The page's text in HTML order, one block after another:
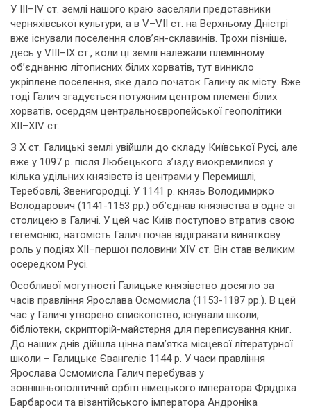
У ІІІ–ІV ст. землі нашого краю заселяли представники
черняхівської культури, а в V–VІІ ст. на Верхньому Дністрі
вже існували поселення слов’ян-склавинів. Трохи пізніше,
десь у VІІІ–ІХ ст., коли ці землі належали племінному
об’єднанню літописних білих хорватів, тут виникло
укріплене поселення, яке дало початок Галичу як місту. Вже
тоді Галич згадується потужним центром племені білих
хорватів, осердям центральноєвропейської геополітики
ХІІ–ХІV ст.
З Х cт. Галицькі землі увійшли до складу Київської Русі, але
вже у 1097 р. після Любецького з’їзду виокремилися у
кілька удільних князівств із центрами у Перемишлі,
Теребовлі, Звенигородці. У 1141 р. князь Володимирко
Володарович (1141-1153 рр.) об’єднав князівства в одне зі
столицею в Галичі. У цей час Київ поступово втратив свою
гегемонію, натомість Галич почав відігравати виняткову
роль у подіях XII–першої половини XIV ст. Він став великим
осередком Русі.
Особливої могутності Галицьке князівство досягло за
часів правління Ярослава Осмомисла (1153-1187 рр.). В цей
час у Галичі утворено єпископство, існували школи,
бібліотеки, скрипторій-майстерня для переписування книг.
До наших днів дійшла цінна пам’ятка місцевої літературної
школи – Галицьке Євангеліє 1144 р. У часи правління
Ярослава Осмомисла Галич перебував у
зовнішньополітичній орбіті німецького імператора Фрідріха
Барбароси та візантійського імператора Андроніка